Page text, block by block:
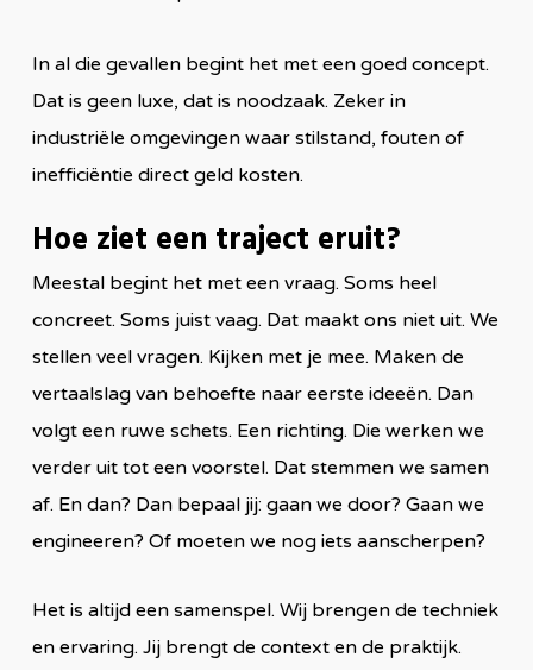
In al die gevallen begint het met een goed concept.
Dat is geen luxe, dat is noodzaak. Zeker in
industriële omgevingen waar stilstand, fouten of
inefficiëntie direct geld kosten.
Hoe ziet een traject eruit?
Meestal begint het met een vraag. Soms heel
concreet. Soms juist vaag. Dat maakt ons niet uit. We
stellen veel vragen. Kijken met je mee. Maken de
vertaalslag van behoefte naar eerste ideeën. Dan
volgt een ruwe schets. Een richting. Die werken we
verder uit tot een voorstel. Dat stemmen we samen
af. En dan? Dan bepaal jij: gaan we door? Gaan we
engineeren? Of moeten we nog iets aanscherpen?
Het is altijd een samenspel. Wij brengen de techniek
en ervaring. Jij brengt de context en de praktijk.